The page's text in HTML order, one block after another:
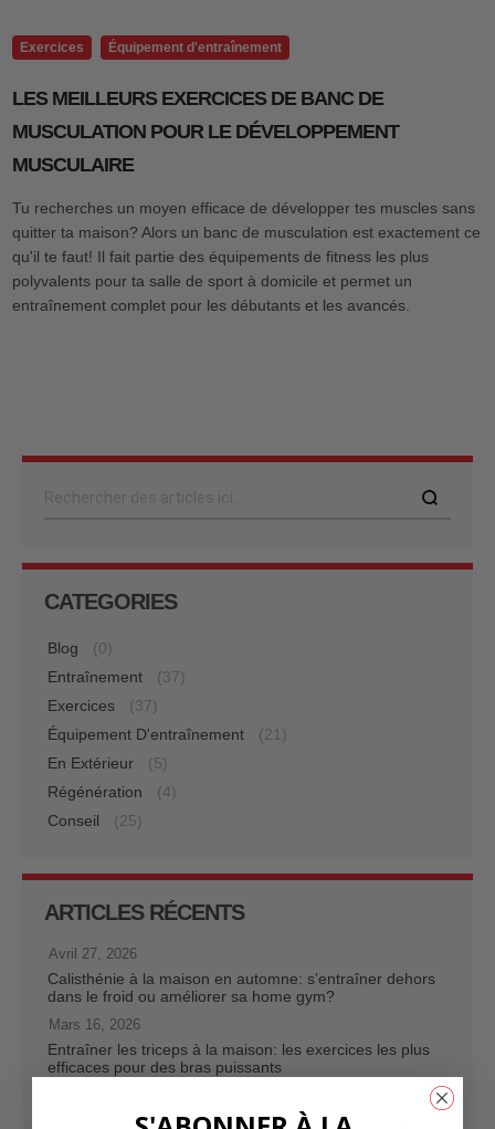
Exercices Équipement d'entraînement
LES MEILLEURS EXERCICES DE BANC DE
MUSCULATION POUR LE DÉVELOPPEMENT
MUSCULAIRE
Tu recherches un moyen efficace de développer tes muscles sans
quitter ta maison? Alors un banc de musculation est exactement ce
qu'il te faut! Il fait partie des équipements de fitness les plus
polyvalents pour ta salle de sport à domicile et permet un
entraînement complet pour les débutants et les avancés.
CATEGORIES
Blog
(0)
Entraînement
(37)
Exercices
(37)
Équipement D'entraînement
(21)
En Extérieur
(5)
Régénération
(4)
Conseil
(25)
ARTICLES RÉCENTS
Avril 27, 2026
Calisthénie à la maison en automne: s’entraîner dehors
dans le froid ou améliorer sa home gym?
Mars 16, 2026
Entraîner les triceps à la maison: les exercices les plus
efficaces pour des bras puissants
Ta première traction: le plan d’entraînement ultime pour